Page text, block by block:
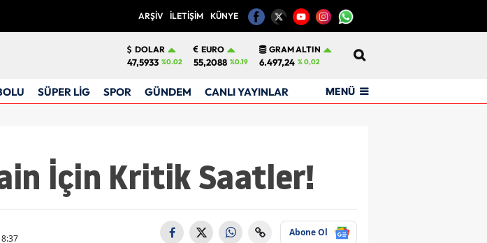
ARŞİV İLETİŞİM KÜNYE
DOLAR
47,5933 %0.02
EURO
55,2088 %0.19
GRAM ALTIN
6.497,24 % 0,02
SÜPER LİG SPOR GÜNDEM CANLI YAYINLAR MENÜ
İçin Kritik Saatler!
Abone Ol